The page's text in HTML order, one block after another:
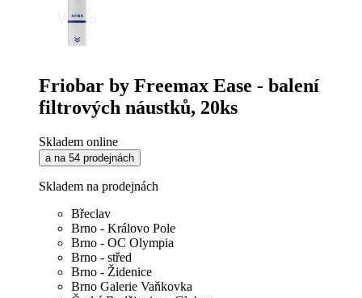
Friobar by Freemax Ease - balení
filtrových náustků, 20ks
Skladem online
a na 54 prodejnách
Skladem na prodejnách
Břeclav
Brno - Královo Pole
Brno - OC Olympia
Brno - střed
Brno - Židenice
Brno Galerie Vaňkovka